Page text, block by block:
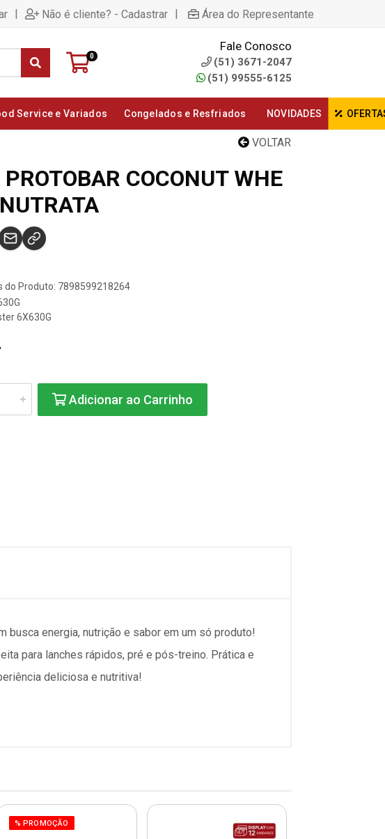
| Não é cliente? - Cadastrar | Área do Representante
0
Fale Conosco
(51) 3671-2047
(51) 99555-6125
Service e Variados Congelados e Resfriados NOVIDADES
VOLTAR
COCONUT WHE
do Produto: 7898599218264
6X630G
Adicionar ao Carrinho
busca energia, nutrição e sabor em um só produto!
para lanches rápidos, pré e pós-treino. Prática e
deliciosa e nutritiva!
% PROMOÇÃO